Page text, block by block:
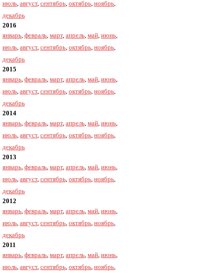
июль, август, сентябрь, октябрь, ноябрь,
декабрь
2016
январь, февраль, март, апрель, май, июнь,
июль, август, сентябрь, октябрь, ноябрь,
декабрь
2015
январь, февраль, март, апрель, май, июнь,
июль, август, сентябрь, октябрь, ноябрь,
декабрь
2014
январь, февраль, март, апрель, май, июнь,
июль, август, сентябрь, октябрь, ноябрь,
декабрь
2013
январь, февраль, март, апрель, май, июнь,
июль, август, сентябрь, октябрь, ноябрь,
декабрь
2012
январь, февраль, март, апрель, май, июнь,
июль, август, сентябрь, октябрь, ноябрь,
декабрь
2011
январь, февраль, март, апрель, май, июнь,
июль, август, сентябрь, октябрь, ноябрь,